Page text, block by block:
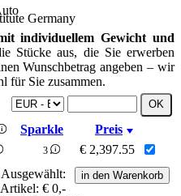
individuellem Gewicht und
Stücke aus, die Sie erwerben
Wunschbetrag angeben – wir
für Sie zusammen.
Sparkle
Preis
3 € 2,397.55
Ausgewählt:
Artikel: € 0,-